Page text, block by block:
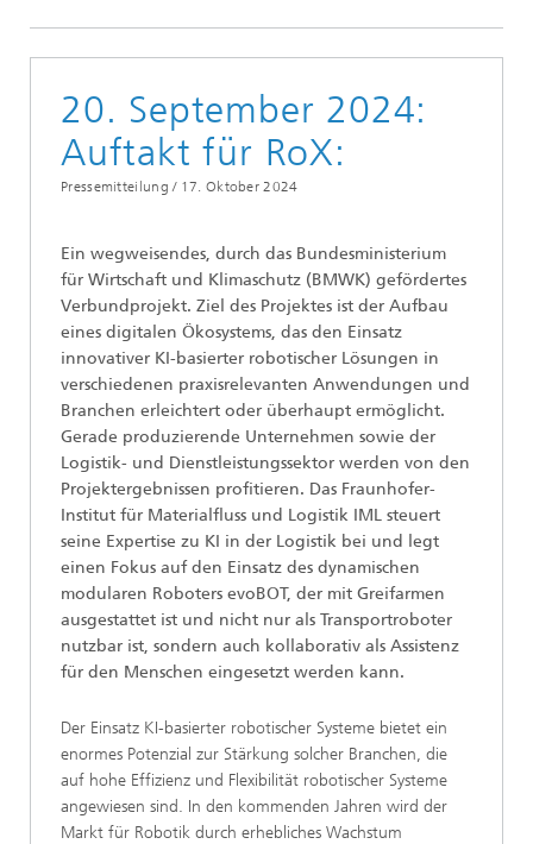
20. September 2024:
Auftakt für RoX:
Pressemitteilung / 17. Oktober 2024
Ein wegweisendes, durch das Bundesministerium
für Wirtschaft und Klimaschutz (BMWK) gefördertes
Verbundprojekt. Ziel des Projektes ist der Aufbau
eines digitalen Ökosystems, das den Einsatz
innovativer KI-basierter robotischer Lösungen in
verschiedenen praxisrelevanten Anwendungen und
Branchen erleichtert oder überhaupt ermöglicht.
Gerade produzierende Unternehmen sowie der
Logistik- und Dienstleistungssektor werden von den
Projektergebnissen profitieren. Das Fraunhofer-
Institut für Materialfluss und Logistik IML steuert
seine Expertise zu KI in der Logistik bei und legt
einen Fokus auf den Einsatz des dynamischen
modularen Roboters evoBOT, der mit Greifarmen
ausgestattet ist und nicht nur als Transportroboter
nutzbar ist, sondern auch kollaborativ als Assistenz
für den Menschen eingesetzt werden kann.
Der Einsatz KI-basierter robotischer Systeme bietet ein
enormes Potenzial zur Stärkung solcher Branchen, die
auf hohe Effizienz und Flexibilität robotischer Systeme
angewiesen sind. In den kommenden Jahren wird der
Markt für Robotik durch erhebliches Wachstum